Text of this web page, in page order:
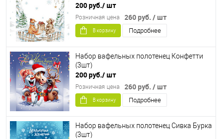
200 руб./ шт
260 руб. / шт
Розничная цена
В корзину Подробнее
Набор вафельных полотенец Конфетти
(3шт)
200 руб./ шт
260 руб. / шт
Розничная цена
В корзину Подробнее
Набор вафельных полотенец Сивка Бурка
(3шт)